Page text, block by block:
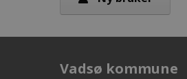
Vadsø kommune